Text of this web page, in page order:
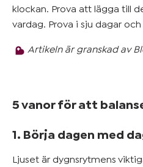
igång
klockan. Prova att lägga till
vardag. Prova i sju dagar
Artikeln är granskad av
5 vanor för att
1. Börja dagen med
Ljuset är dygnsrytmens